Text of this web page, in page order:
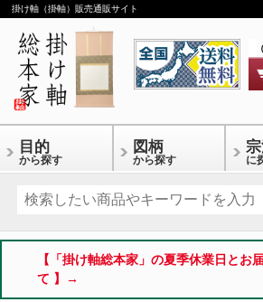
掛け軸（掛軸）販売通販サイト
目的
から探す
図柄
から探す に
【「掛け軸総本家」の夏季休業日とお
て 】→